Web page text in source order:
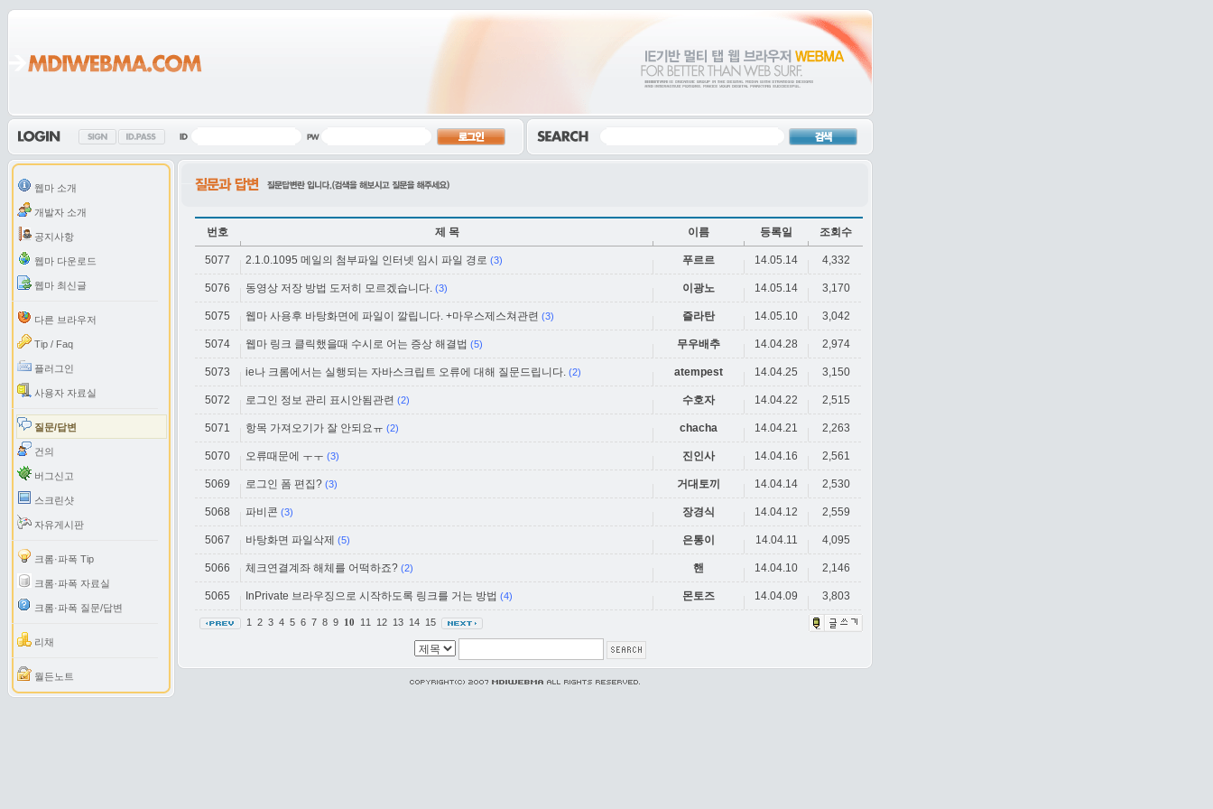
웹마 소개
개발자 소개
공지사항
웹마 다운로드
웹마 최신글
다른 브라우저
Tip / Faq
플러그인
사용자 자료실
질문/답변
건의
버그신고
스크린샷
자유게시판
크롬·파폭 Tip
크롬·파폭 자료실
크롬·파폭 질문/답변
리채
월든노트
번호 제 목 이름 등록일 조회수
5077 2.1.0.1095 메일의 첨부파일 인터넷 임시 파일 경로 (3) 푸르르 14.05.14 4,332
5076 동영상 저장 방법 도저히 모르겠습니다. (3) 이광노 14.05.14 3,170
5075 웹마 사용후 바탕화면에 파일이 깔립니다. +마우스제스쳐관련 (3) 즐라탄 14.05.10 3,042
5074 웹마 링크 클릭했을때 수시로 어는 증상 해결법 (5) 무우배추 14.04.28 2,974
5073 ie나 크롬에서는 실행되는 자바스크립트 오류에 대해 질문드립니다. (2) atempest 14.04.25 3,150
5072 로그인 정보 관리 표시안됨관련 (2) 수호자 14.04.22 2,515
5071 항목 가져오기가 잘 안되요ㅠ (2) chacha 14.04.21 2,263
5070 오류때문에 ㅜㅜ (3) 진인사 14.04.16 2,561
5069 로그인 폼 편집? (3) 거대토끼 14.04.14 2,530
5068 파비콘 (3) 장경식 14.04.12 2,559
5067 바탕화면 파일삭제 (5) 은통이 14.04.11 4,095
5066 체크연결계좌 해체를 어떡하죠? (2) 핸 14.04.10 2,146
5065 InPrivate 브라우징으로 시작하도록 링크를 거는 방법 (4) 몬토즈 14.04.09 3,803
1 2 3 4 5 6 7 8 9 10 11 12 13 14 15